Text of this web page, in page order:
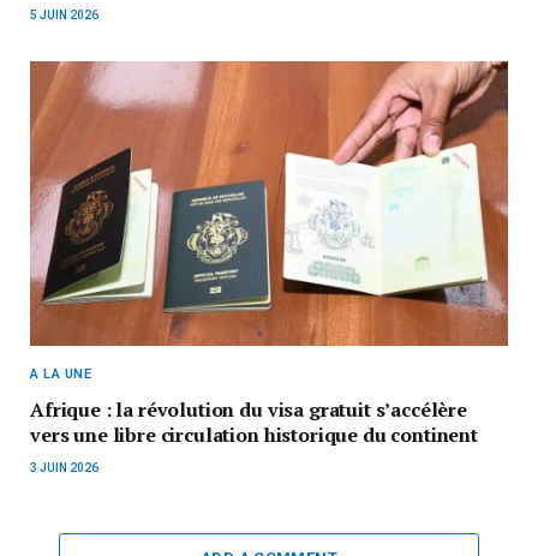
5 JUIN 2026
A LA UNE
Afrique : la révolution du visa gratuit s’accélère
vers une libre circulation historique du continent
3 JUIN 2026